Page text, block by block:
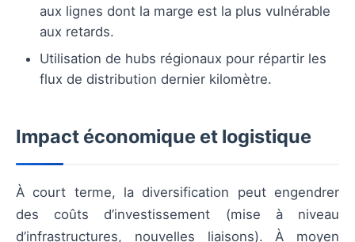
aux lignes dont la marge est la plus vulnérable
aux retards.
Utilisation de hubs régionaux pour répartir les
flux de distribution dernier kilomètre.
Impact économique et logistique
À court terme, la diversification peut engendrer
des coûts d’investissement (mise à niveau
d’infrastructures, nouvelles liaisons). À moyen